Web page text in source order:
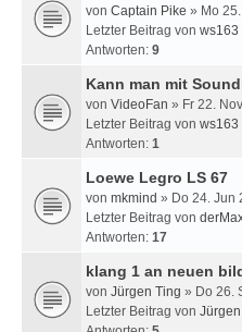
von Captain Pike » Mo
Letzter Beitrag von ws163
Antworten: 9
Kann man mit
von VideoFan » Fr 22.
Letzter Beitrag von ws163
Antworten: 1
Loewe Legro LS 67
von mkmind » Do 24. Jun
Letzter Beitrag von
Antworten: 17
klang 1 an neuen
von Jürgen Ting » Do 26.
Letzter Beitrag von